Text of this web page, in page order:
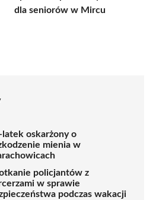
dla seniorów w Mircu
latek oskarżony o
mienia w
policjantów z
w sprawie
podczas wakacji